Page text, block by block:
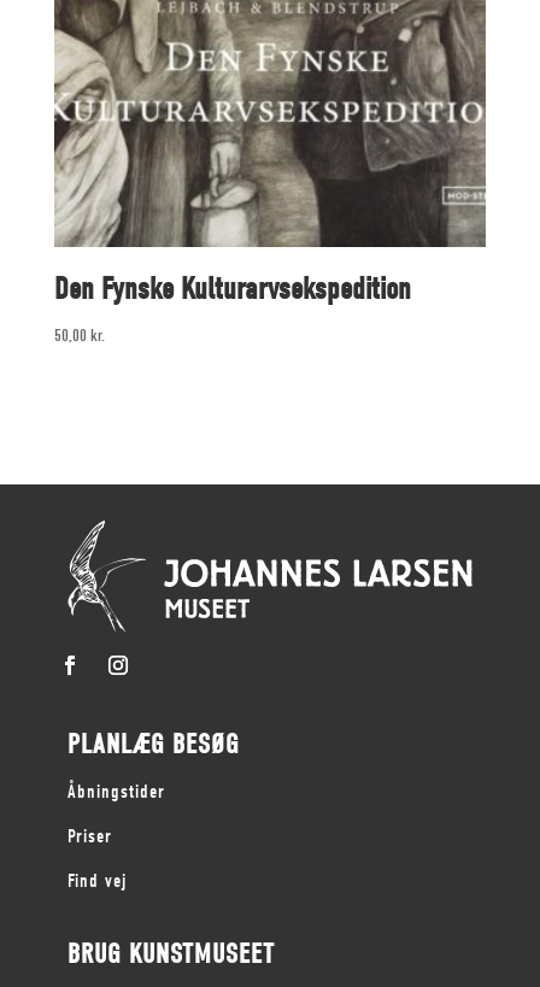
Den Fynske Kulturarvsekspedition
50,00 kr.
PLANLÆG BESØG
Åbningstider
Priser
Find vej
BRUG KUNSTMUSEET